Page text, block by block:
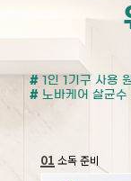
#1인 1기구 사용
#노바케어 살균수
01 소독 준비